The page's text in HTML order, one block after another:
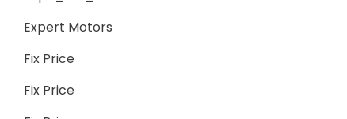
Expert Motors
Fix Price
Fix Price